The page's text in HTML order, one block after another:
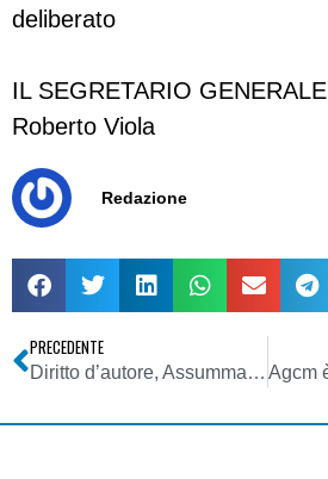
deliberato
IL SEGRETARIO GENERALE
Roberto Viola
Redazione
PRECEDENTE
Diritto d’autore, Assumma (SIAE): per i diritti Internet ci vuole un accordo